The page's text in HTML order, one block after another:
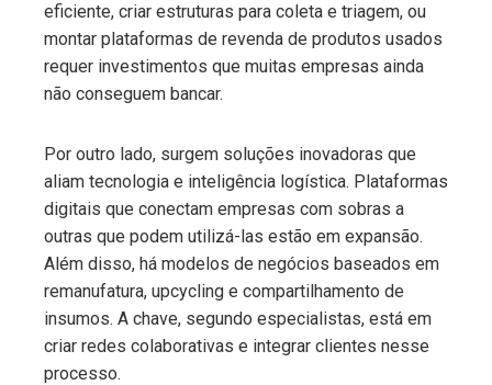
eficiente, criar estruturas para coleta e triagem, ou
montar plataformas de revenda de produtos usados
requer investimentos que muitas empresas ainda
não conseguem bancar.
Por outro lado, surgem soluções inovadoras que
aliam tecnologia e inteligência logística. Plataformas
digitais que conectam empresas com sobras a
outras que podem utilizá-las estão em expansão.
Além disso, há modelos de negócios baseados em
remanufatura, upcycling e compartilhamento de
insumos. A chave, segundo especialistas, está em
criar redes colaborativas e integrar clientes nesse
processo.